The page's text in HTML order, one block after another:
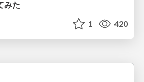
みた
1 420